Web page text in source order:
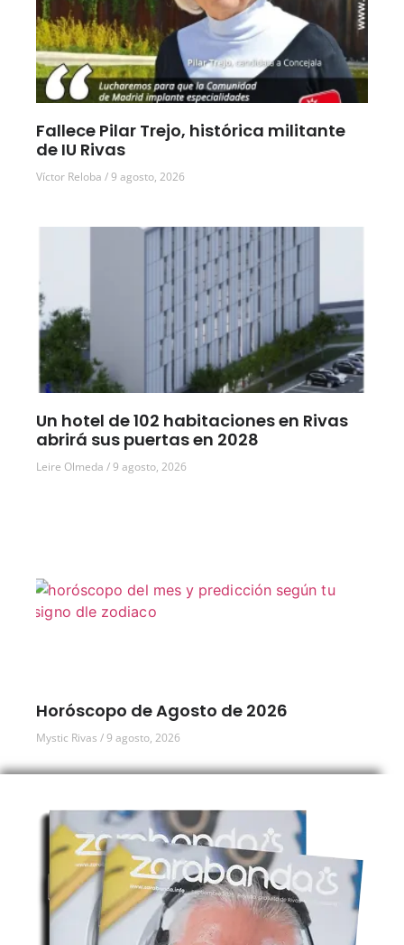
Fallece Pilar Trejo, histórica militante
de IU Rivas
Víctor Reloba 9 agosto, 2026
Un hotel de 102 habitaciones en Rivas
abrirá sus puertas en 2028
Leire Olmeda 9 agosto, 2026
Horóscopo de Agosto de 2026
Mystic Rivas 9 agosto, 2026